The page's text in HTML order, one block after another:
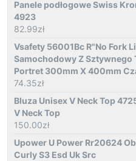
Panele podłogowe Swiss
4923
82.99zł
Vsafety 56001Bc R"No Fork
Samochodowy Z Sztywnego
Portret 300mm X 400mm
74.35zł
Bluza Unisex V Neck Top
V Neck Top
150.00zł
Upower U Power Rr20624
Curly S3 Esd Uk Src